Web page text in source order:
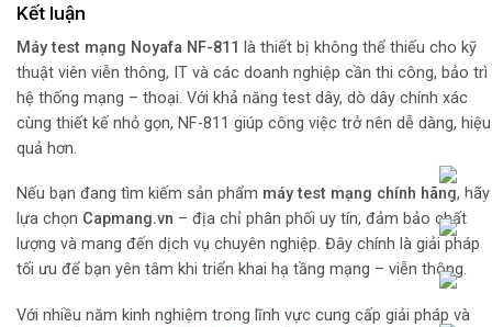
Kết luận
Máy test mạng Noyafa NF-811 là thiết bị không thể thiếu cho kỹ
thuật viên viễn thông, IT và các doanh nghiệp cần thi công, bảo trì
hệ thống mạng – thoại. Với khả năng test dây, dò dây chính xác
cùng thiết kế nhỏ gọn, NF-811 giúp công việc trở nên dễ dàng, hiệu
quả hơn.
Nếu bạn đang tìm kiếm sản phẩm máy test mạng chính hãng, hãy
lựa chọn Capmang.vn – địa chỉ phân phối uy tín, đảm bảo chất
lượng và mang đến dịch vụ chuyên nghiệp. Đây chính là giải pháp
tối ưu để bạn yên tâm khi triển khai hạ tầng mạng – viễn thông.
Với nhiều năm kinh nghiệm trong lĩnh vực cung cấp giải pháp và